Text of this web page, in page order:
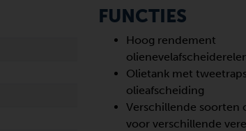
FUNCTIES
Hoog rendement
Olietank met
olieafscheiding
Verschillende soorten
voor verschillende